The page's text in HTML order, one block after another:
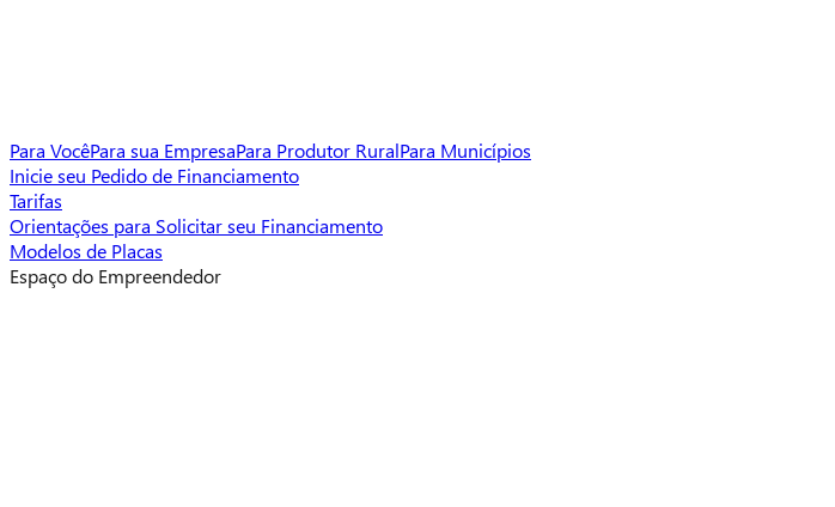
Para VocêPara sua EmpresaPara Produtor RuralPara Municípios
Inicie seu Pedido de Financiamento
Tarifas
Orientações para Solicitar seu Financiamento
Modelos de Placas
Espaço do Empreendedor